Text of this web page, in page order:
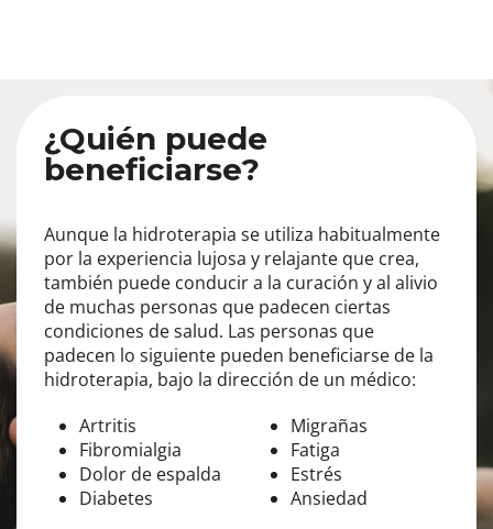
¿Quién puede
beneficiarse?
Aunque la hidroterapia se utiliza habitualmente
por la experiencia lujosa y relajante que crea,
también puede conducir a la curación y al alivio
de muchas personas que padecen ciertas
condiciones de salud. Las personas que
padecen lo siguiente pueden beneficiarse de la
hidroterapia, bajo la dirección de un médico:
Artritis
Fibromialgia
Dolor de espalda
Diabetes
Migrañas
Fatiga
Estrés
Ansiedad